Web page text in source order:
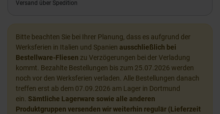
Versand über Spedition
Bitte beachten Sie bei Ihrer Planung, dass es aufgrund der
Werksferien in Italien und Spanien ausschließlich bei
Bestellware-Fliesen zu Verzögerungen bei der Verladung
kommt. Bezahlte Bestellungen bis zum 25.07.2026 werden
noch vor den Werksferien verladen. Alle Bestellungen danach
treffen erst ab dem 07.09.2026 am Lager in Dortmund
ein. Sämtliche Lagerware sowie alle anderen
Produktgruppen versenden wir weiterhin regulär (Lieferzeit